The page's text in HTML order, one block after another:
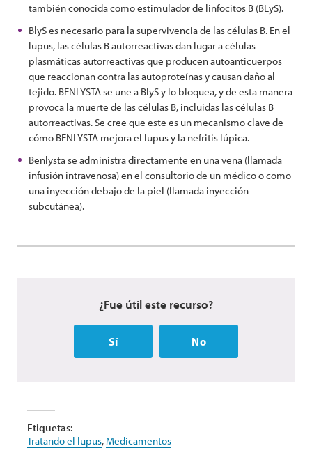
también conocida como estimulador de linfocitos B (BLyS).
BlyS es necesario para la supervivencia de las células B. En el
lupus, las células B autorreactivas dan lugar a células
plasmáticas autorreactivas que producen autoanticuerpos
que reaccionan contra las autoproteínas y causan daño al
tejido. BENLYSTA se une a BlyS y lo bloquea, y de esta manera
provoca la muerte de las células B, incluidas las células B
autorreactivas. Se cree que este es un mecanismo clave de
cómo BENLYSTA mejora el lupus y la nefritis lúpica.
Benlysta se administra directamente en una vena (llamada
infusión intravenosa) en el consultorio de un médico o como
una inyección debajo de la piel (llamada inyección
subcutánea).
¿Fue útil este recurso?
Sí No
Etiquetas:
Tratando el lupus, Medicamentos